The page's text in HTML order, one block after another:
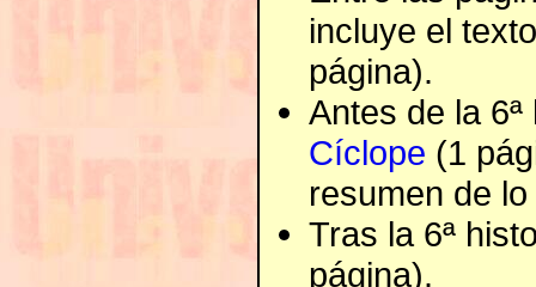
incluye el
página).
Antes de la
Cíclope (1
resumen de
Tras la 6ª
página).